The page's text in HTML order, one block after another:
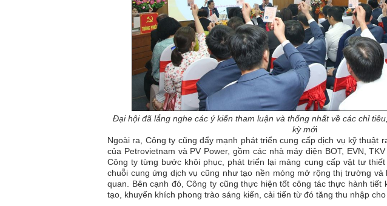
Đại hội đã lắng nghe các ý kiến tham luận và thống nhất về các chỉ
kỳ mới
Ngoài ra, Công ty cũng đẩy mạnh phát triển cung cấp dịch vụ kỹ thuật
của Petrovietnam và PV Power, gồm các nhà máy điện BOT, EVN,
Công ty từng bước khôi phục, phát triển lại mảng cung cấp vật tư
chuỗi cung ứng dịch vụ cũng như tạo nền móng mở rộng thị trường và
quan. Bên cạnh đó, Công ty cũng thực hiện tốt công tác thực hành tiết
tạo, khuyến khích phong trào sáng kiến, cải tiến từ đó tăng thu nhập cho